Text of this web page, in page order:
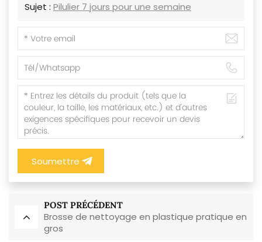
Sujet : Pilulier 7 jours pour une semaine
Soumettre
POST PRÉCÉDENT
Brosse de nettoyage en plastique pratique en
gros